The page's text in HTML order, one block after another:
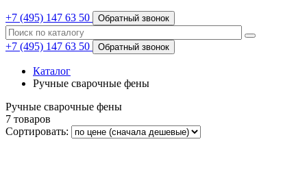
+7 (495) 147 63 50 Обратный звонок
+7 (495) 147 63 50 Обратный звонок
Каталог
Ручные сварочные фены
Ручные сварочные фены
7 товаров
Сортировать: